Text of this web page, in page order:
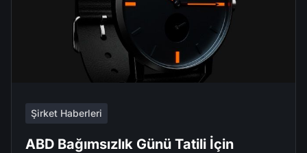
Şirket Haberleri
ABD Bağımsızlık Günü Tatili İçin